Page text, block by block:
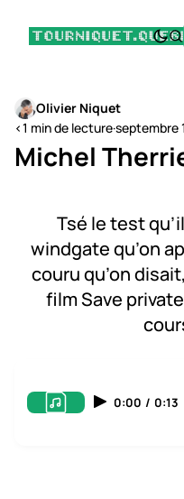
Olivier Niquet
<1 min de lecture·septembre
Michel
Tsé le test
windgate qu’on
couru qu’on
film Save
0:00 / 0:13